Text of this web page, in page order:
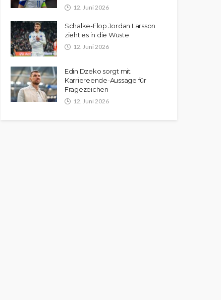
12. Juni 2026
Schalke-Flop Jordan Larsson
zieht es in die Wüste
12. Juni 2026
Edin Dzeko sorgt mit
Karriereende-Aussage für
Fragezeichen
12. Juni 2026